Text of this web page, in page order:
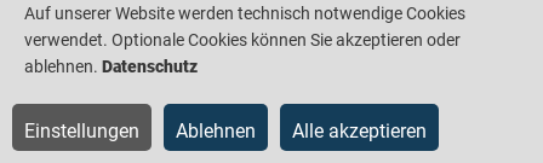
Auf unserer Website werden technisch notwendige Cookies
verwendet. Optionale Cookies können Sie akzeptieren oder
ablehnen. Datenschutz
Einstellungen Ablehnen Alle akzeptieren